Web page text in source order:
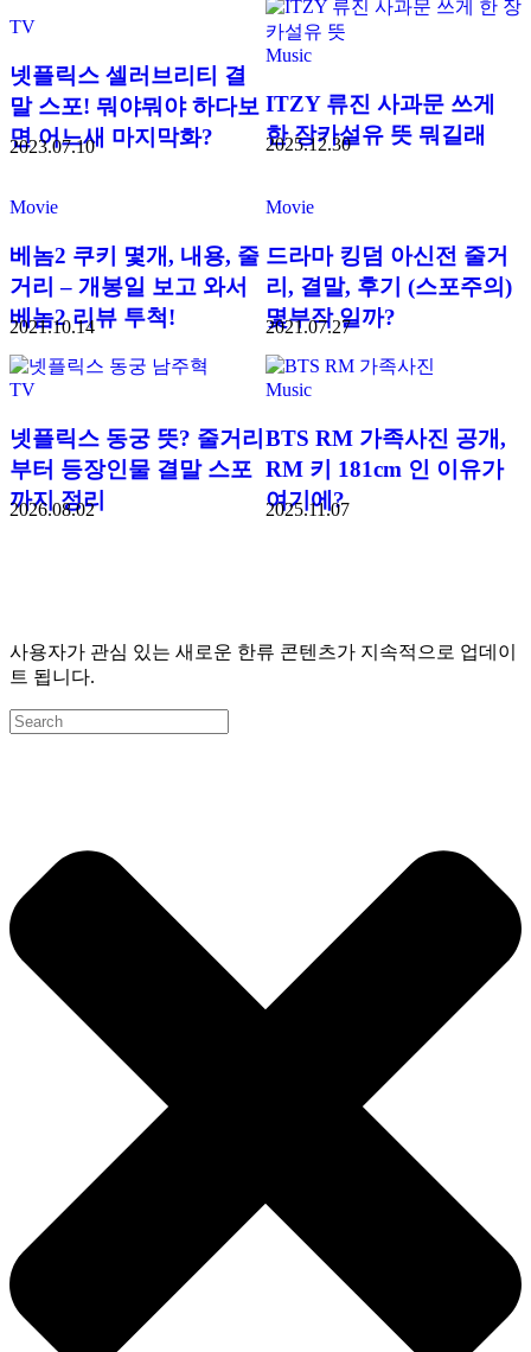
TV
넷플릭스 셀러브리티 결
말 스포! 뭐야뭐야 하다보
면 어느새 마지막화?
2023.07.10
Music
ITZY 류진 사과문 쓰게
한 장카설유 뜻 뭐길래
2025.12.30
Movie
베놈2 쿠키 몇개, 내용, 줄
거리 – 개봉일 보고 와서
베놈2 리뷰 투척!
2021.10.14
Movie
드라마 킹덤 아신전 줄거
리, 결말, 후기 (스포주의)
몇부작 일까?
2021.07.27
TV
넷플릭스 동궁 뜻? 줄거리
부터 등장인물 결말 스포
까지 정리
2026.08.02
Music
BTS RM 가족사진 공개,
RM 키 181cm 인 이유가
여기에?
2025.11.07
사용자가 관심 있는 새로운 한류 콘텐츠가 지속적으로 업데이
트 됩니다.